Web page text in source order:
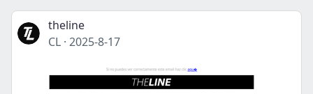
theline
CL · 2025-8-17